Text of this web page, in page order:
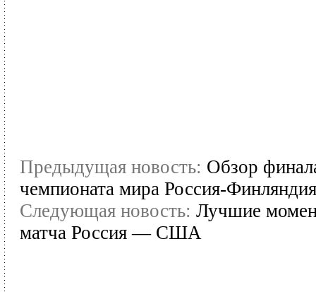
Предыдущая новость: Обзор
чемпионата мира Россия-
Следующая новость: Лучшие
матча Россия — США